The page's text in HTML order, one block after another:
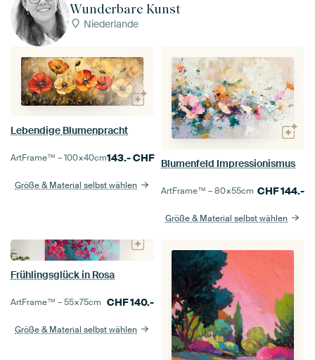
Wunderbare Kunst
Niederlande
Lebendige Blumenpracht
ArtFrame™ –100×40cm143.-CHF
Größe & Material selbst wählen
Blumenfeld Impressionismus
ArtFrame™ –80×55cm CHF144.-
Größe & Material selbst wählen
Frühlingsglück in Rosa
ArtFrame™ –55×75cm CHF140.-
Größe & Material selbst wählen